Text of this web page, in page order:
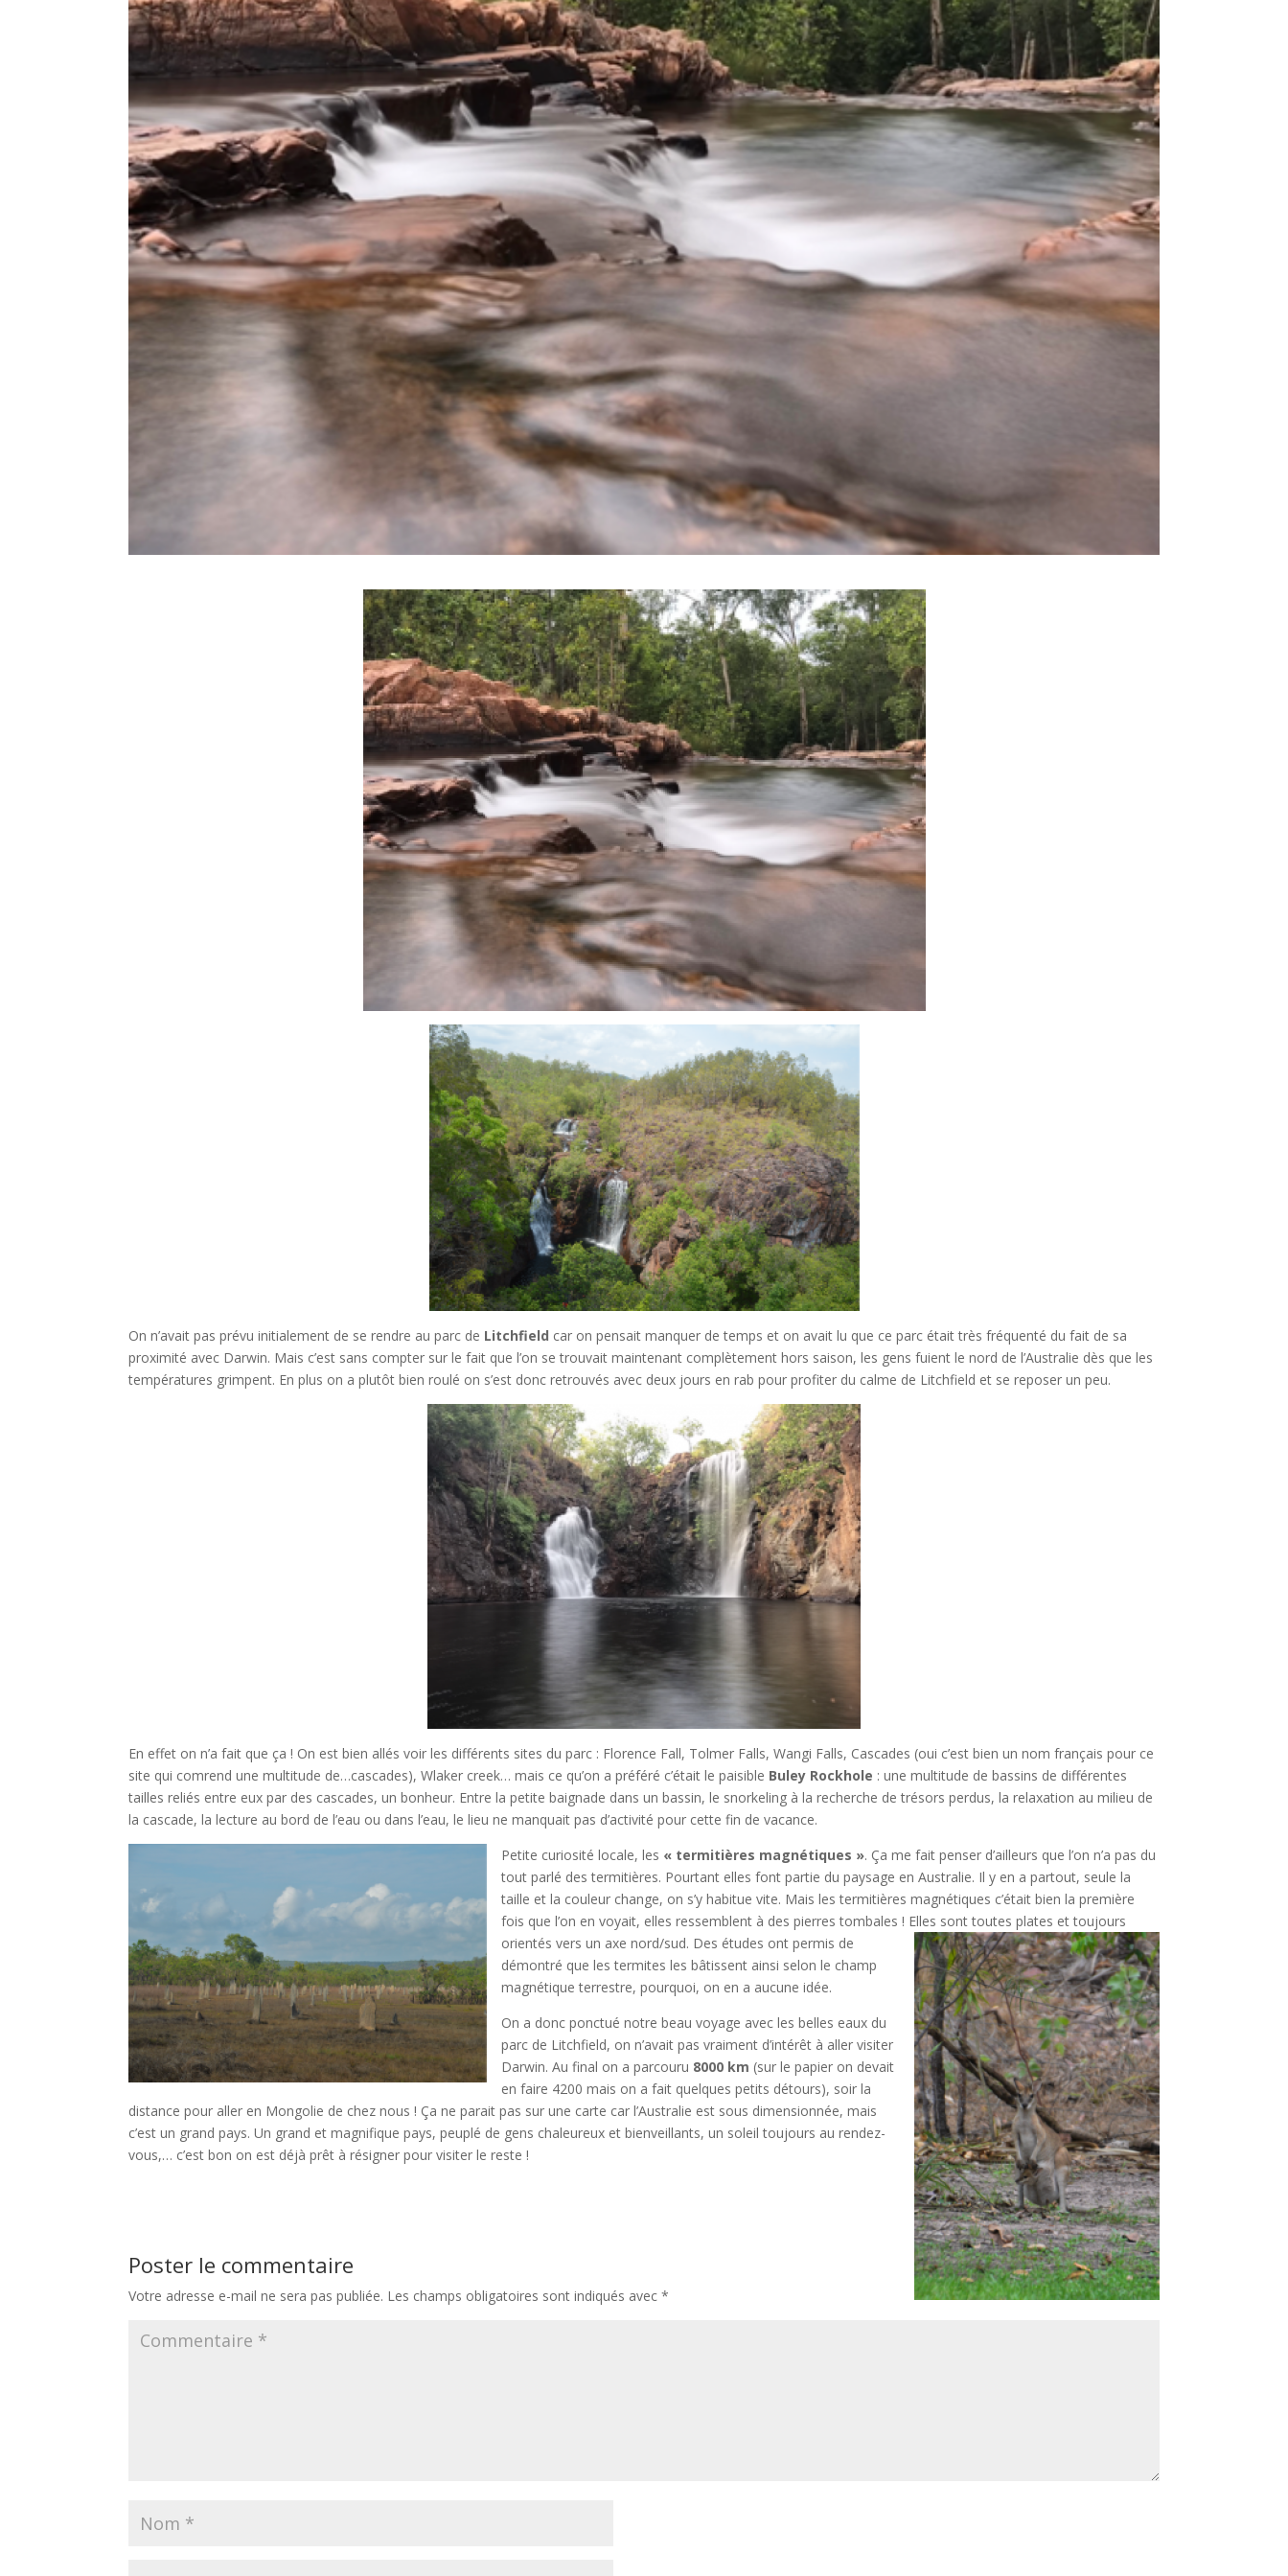
On n’avait pas prévu initialement de se rendre au parc de Litchfield car on pensait manquer de temps et on avait lu que ce parc était très fréquenté du fait de sa
proximité avec Darwin. Mais c’est sans compter sur le fait que l’on se trouvait maintenant complètement hors saison, les gens fuient le nord de l’Australie dès que les
températures grimpent. En plus on a plutôt bien roulé on s’est donc retrouvés avec deux jours en rab pour profiter du calme de Litchfield et se reposer un peu.
En effet on n’a fait que ça ! On est bien allés voir les différents sites du parc : Florence Fall, Tolmer Falls, Wangi Falls, Cascades (oui c’est bien un nom français pour ce
site qui comrend une multitude de…cascades), Wlaker creek… mais ce qu’on a préféré c’était le paisible Buley Rockhole : une multitude de bassins de différentes
tailles reliés entre eux par des cascades, un bonheur. Entre la petite baignade dans un bassin, le snorkeling à la recherche de trésors perdus, la relaxation au milieu de
la cascade, la lecture au bord de l’eau ou dans l’eau, le lieu ne manquait pas d’activité pour cette fin de vacance.
Petite curiosité locale, les « termitières magnétiques ». Ça me fait penser d’ailleurs que l’on n’a pas du
tout parlé des termitières. Pourtant elles font partie du paysage en Australie. Il y en a partout, seule la
taille et la couleur change, on s’y habitue vite. Mais les termitières magnétiques c’était bien la première
fois que l’on en voyait, elles ressemblent à des pierres tombales ! Elles sont toutes plates et toujours
orientés vers un axe nord/sud. Des études ont permis de
démontré que les termites les bâtissent ainsi selon le champ
magnétique terrestre, pourquoi, on en a aucune idée.
On a donc ponctué notre beau voyage avec les belles eaux du
parc de Litchfield, on n’avait pas vraiment d’intérêt à aller visiter
Darwin. Au final on a parcouru 8000 km (sur le papier on devait
en faire 4200 mais on a fait quelques petits détours), soir la
distance pour aller en Mongolie de chez nous ! Ça ne parait pas sur une carte car l’Australie est sous dimensionnée, mais
c’est un grand pays. Un grand et magnifique pays, peuplé de gens chaleureux et bienveillants, un soleil toujours au rendez-
vous,… c’est bon on est déjà prêt à résigner pour visiter le reste !
Poster le commentaire
Votre adresse e-mail ne sera pas publiée. Les champs obligatoires sont indiqués avec*